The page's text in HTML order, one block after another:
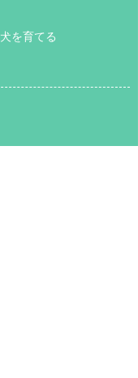
犬を育てる